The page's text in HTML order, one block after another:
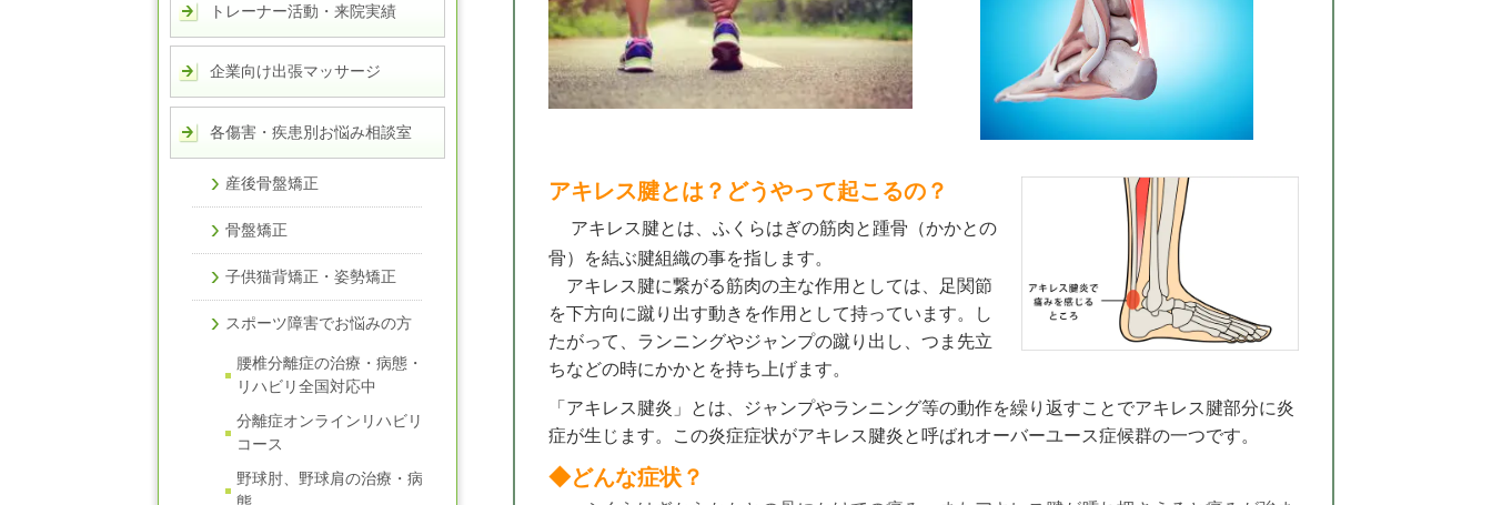
アキレス腱とは？どうやって起こるの？
アキレス腱とは、ふくらはぎの筋肉と踵骨（かかとの
骨）を結ぶ腱組織の事を指します。
アキレス腱に繋がる筋肉の主な作用としては、足関節
を下方向に蹴り出す動きを作用として持っています。し
たがって、ランニングやジャンプの蹴り出し、つま先立
ちなどの時にかかとを持ち上げます。
「アキレス腱炎」とは、ジャンプやランニング等の動作を繰り返すことでアキレス腱部分に炎
症が生じます。この炎症症状がアキレス腱炎と呼ばれオーバーユース症候群の一つです。
◆どんな症状？
トレーナー活動・来院実績
企業向け出張マッサージ
各傷害・疾患別お悩み相談室
産後骨盤矯正
骨盤矯正
子供猫背矯正・姿勢矯正
スポーツ障害でお悩みの方
腰椎分離症の治療・病態・
リハビリ全国対応中
分離症オンラインリハビリ
コース
野球肘、野球肩の治療・病